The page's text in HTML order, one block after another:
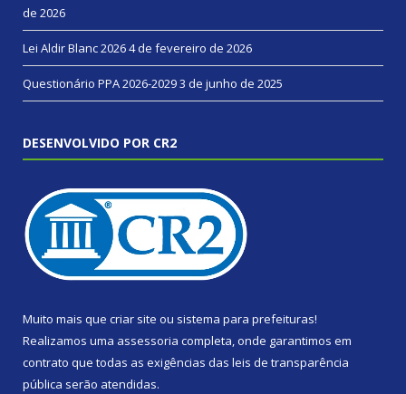
de 2026
Lei Aldir Blanc 20264 de fevereiro de 2026
Questionário PPA 2026-20293 de junho de 2025
DESENVOLVIDO POR CR2
Muito mais que criar site ou sistema para prefeituras!
Realizamos uma assessoria completa, onde garantimos em
contrato que todas as exigências das leis de transparência
pública serão atendidas.